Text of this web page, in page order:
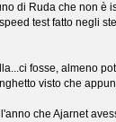
di Ruda che non
test fatto negli
fosse, almeno
visto che
che Ajarnet